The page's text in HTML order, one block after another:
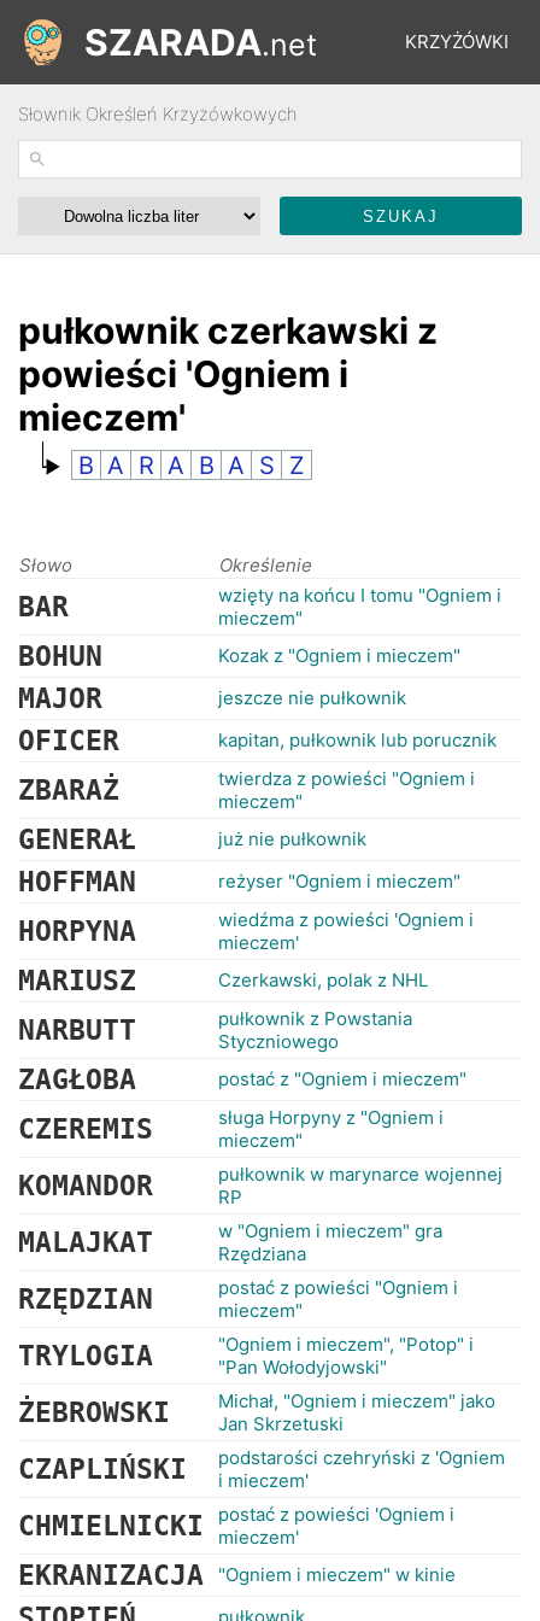
KRZYŻÓWKI
ŁAMIGŁÓWKI
SZARADA.net
Słownik Określeń Krzyżówkowych
pułkownik czerkawski z
powieści 'Ogniem i
mieczem'
B A R A B A S Z
Słowo Określenie
BAR
wzięty na końcu I tomu "Ogniem i
mieczem"
BOHUN Kozak z "Ogniem i mieczem"
MAJOR jeszcze nie pułkownik
OFICER kapitan, pułkownik lub porucznik
ZBARAŻ
twierdza z powieści "Ogniem i
mieczem"
GENERAŁ już nie pułkownik
HOFFMAN reżyser "Ogniem i mieczem"
HORPYNA
wiedźma z powieści 'Ogniem i
mieczem'
MARIUSZ Czerkawski, polak z NHL
NARBUTT
pułkownik z Powstania
Styczniowego
ZAGŁOBA postać z "Ogniem i mieczem"
CZEREMIS
sługa Horpyny z "Ogniem i
mieczem"
KOMANDOR
pułkownik w marynarce wojennej
RP
MALAJKAT
w "Ogniem i mieczem" gra
Rzędziana
RZĘDZIAN
postać z powieści "Ogniem i
mieczem"
TRYLOGIA
"Ogniem i mieczem", "Potop" i
"Pan Wołodyjowski"
ŻEBROWSKI
Michał, "Ogniem i mieczem" jako
Jan Skrzetuski
CZAPLIŃSKI
podstarości czehryński z 'Ogniem
i mieczem'
CHMIELNICKI
postać z powieści 'Ogniem i
mieczem'
EKRANIZACJA "Ogniem i mieczem" w kinie